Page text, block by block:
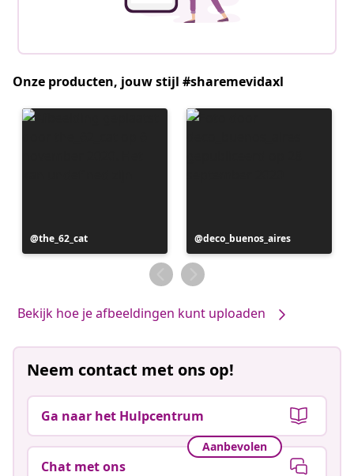
Onze producten, jouw stijl #sharemevidaxl
Bericht
gepubliceerd
the_62_cat
Bericht
gepubliceerd
door
deco_buenos_aires
Bekijk hoe je afbeeldingen kunt uploaden
Neem contact met ons op!
Ga naar het Hulpcentrum
Aanbevolen
Chat met ons